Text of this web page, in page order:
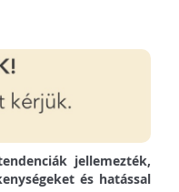
jellemezték,
és hatással